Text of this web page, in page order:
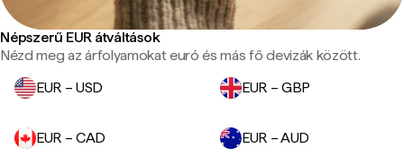
Népszerű EUR átváltások
Nézd meg az árfolyamokat euró és más fő devizák között.
EUR – USD
EUR – GBP
EUR – CAD EUR – AUD